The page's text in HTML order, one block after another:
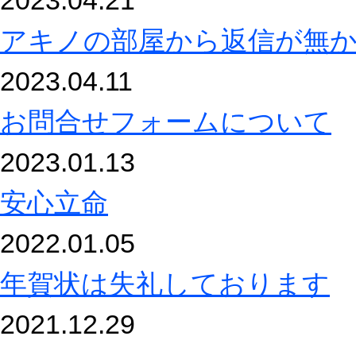
アキノの部屋から返信が無
2023.04.11
お問合せフォームについて
2023.01.13
安心立命
2022.01.05
年賀状は失礼しております
2021.12.29